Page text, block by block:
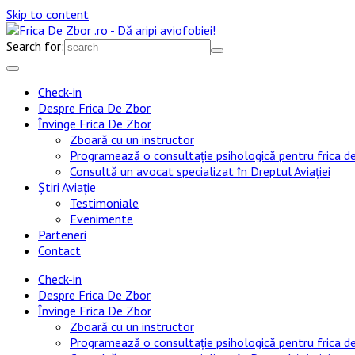
Skip to content
Search for:
Check-in
Despre Frica De Zbor
Învinge Frica De Zbor
Zboară cu un instructor
Programează o consultație psihologică pentru frica
Consultă un avocat specializat în Dreptul Aviației
Știri Aviație
Testimoniale
Evenimente
Parteneri
Contact
Check-in
Despre Frica De Zbor
Învinge Frica De Zbor
Zboară cu un instructor
Programează o consultație psihologică pentru frica